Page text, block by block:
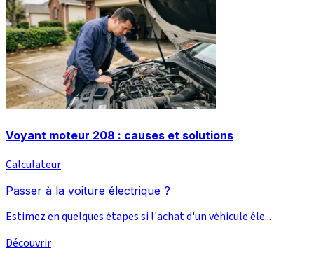
Voyant moteur 208 : causes et solutions
Calculateur
Passer à la voiture électrique ?
Estimez en quelques étapes si l'achat d'un véhicule éle...
Découvrir